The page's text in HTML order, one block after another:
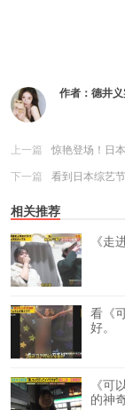
作者： 德井
上一篇
惊艳登场！日
下一篇
看到日本综艺
相关推荐
《
看《
好。
《可
的神